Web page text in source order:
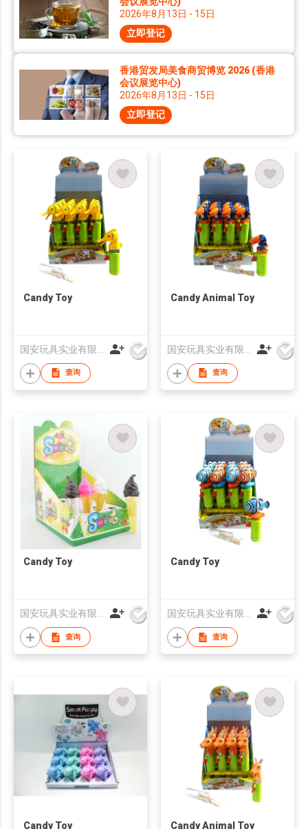
2026年8月13日 - 15日
立即登记
香港贸发局美食商贸博览 2026 (香港
会议展览中心)
2026年8月13日 - 15日
立即登记
Candy Toy
查询
Candy Animal Toy
查询
Candy Toy
查询
Candy Toy
查询
Candy Toy Candy Animal Toy